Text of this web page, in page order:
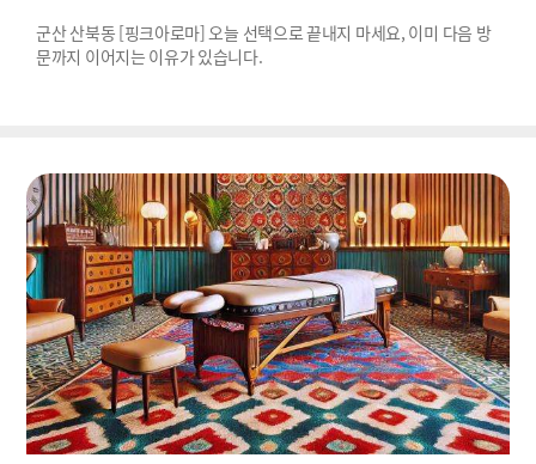
군산 산북동 [핑크아로마] 오늘 선택으로 끝내지 마세요, 이미 다음 방
문까지 이어지는 이유가 있습니다.